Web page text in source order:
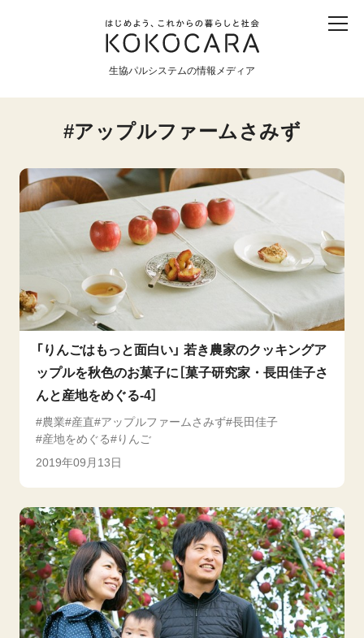
生協パルシステムの情報メディア
産直 食育 食べる 震災
暮らしと社会
環境と平和
生協の宅配パルシステム
アップルファームさみず
「りんごはもっと面白い」 若き農家のクッキングア
ップルを秋色のお菓子に［菓子研究家・長田佳子さ
んと産地をめぐる-4］
農業 産直 アップルファームさみず 長田佳子
産地をめぐる
りんご
2019年09月13日